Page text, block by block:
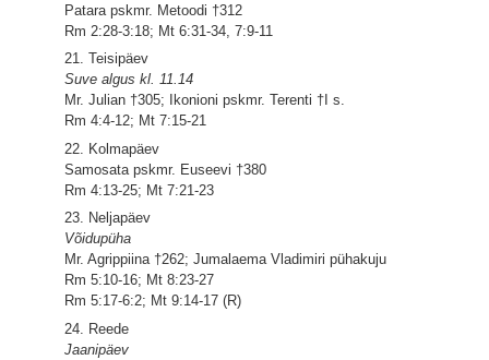
Patara pskmr. Metoodi †312
Rm 2:28-3:18; Mt 6:31-34, 7:9-11
21. Teisipäev
Suve algus kl. 11.14
Mr. Julian †305; Ikonioni pskmr. Terenti †I s.
Rm 4:4-12; Mt 7:15-21
22. Kolmapäev
Samosata pskmr. Euseevi †380
Rm 4:13-25; Mt 7:21-23
23. Neljapäev
Võidupüha
Mr. Agrippiina †262; Jumalaema Vladimiri pühakuju
Rm 5:10-16; Mt 8:23-27
Rm 5:17-6:2; Mt 9:14-17 (R)
24. Reede
Jaanipäev